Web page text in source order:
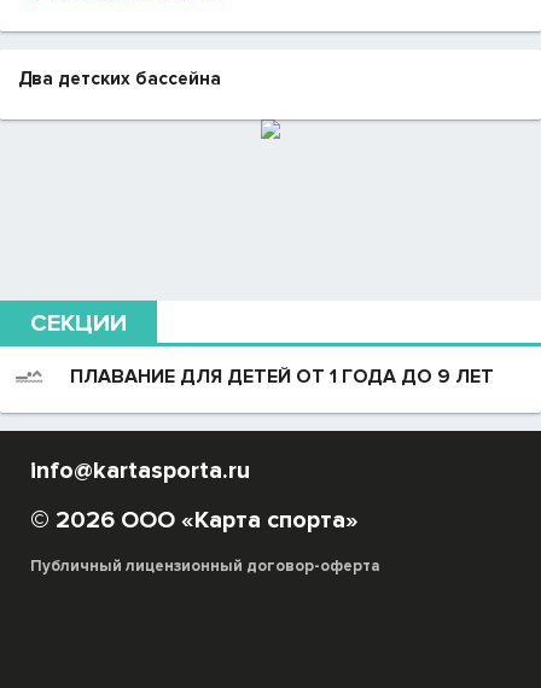
Два детских бассейна
СЕКЦИИ
ПЛАВАНИЕ ДЛЯ ДЕТЕЙ ОТ 1 ГОДА ДО 9 ЛЕТ
info@kartasporta.ru
© 2026 ООО «Карта спорта»
Публичный лицензионный договор-оферта